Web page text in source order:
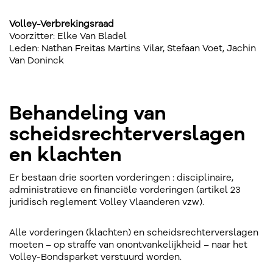
Volley-Verbrekingsraad
Voorzitter: Elke Van Bladel
Leden: Nathan Freitas Martins Vilar, Stefaan Voet, Jachin
Van Doninck
Behandeling van
scheidsrechterverslagen
en klachten
Er bestaan drie soorten vorderingen : disciplinaire,
administratieve en financiële vorderingen (artikel 23
juridisch reglement Volley Vlaanderen vzw).
Alle vorderingen (klachten) en scheidsrechterverslagen
moeten – op straffe van onontvankelijkheid – naar het
Volley-Bondsparket verstuurd worden.